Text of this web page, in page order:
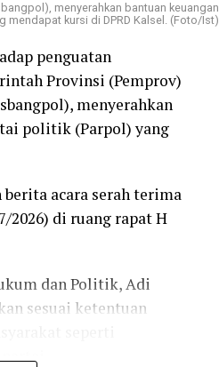
menyerahkan bantuan keuangan
mendapat kursi di DPRD Kalsel. (Foto/Ist)
penguatan
Provinsi (Pemprov)
menyerahkan
politik (Parpol) yang
berita acara serah terima
2026) di ruang rapat H
dan Politik, Adi
sesuai ketentuan